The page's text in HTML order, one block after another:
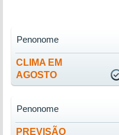
CLIMA EM
AGOSTO
Penonome
PREVISÃO
Penonome